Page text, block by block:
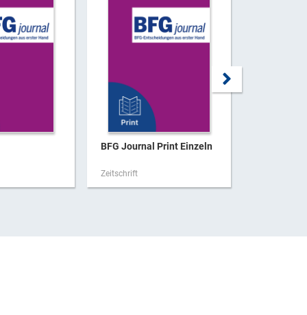
BFG Journal Print Einzeln
Zeitschrift